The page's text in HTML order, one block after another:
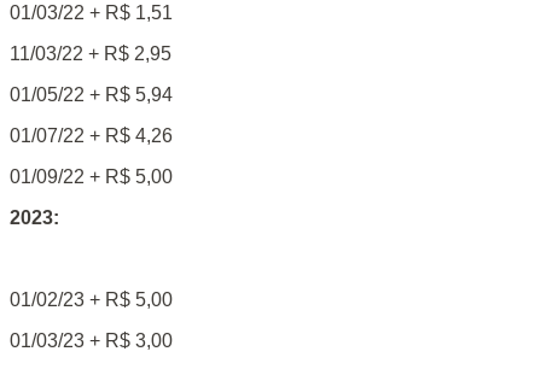
01/03/22 + R$ 1,51
11/03/22 + R$ 2,95
01/05/22 + R$ 5,94
01/07/22 + R$ 4,26
01/09/22 + R$ 5,00
2023:
01/02/23 + R$ 5,00
01/03/23 + R$ 3,00